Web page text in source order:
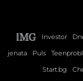
Investor
jenata
Puls
Start.bg